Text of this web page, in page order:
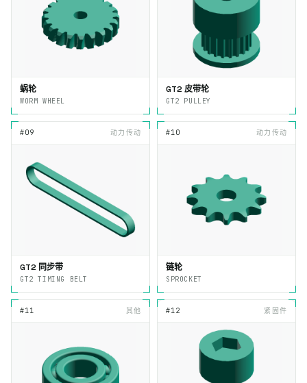
蜗轮
WORM WHEEL
GT2 皮带轮
GT2 PULLEY
#09 动力传动
GT2 同步带
GT2 TIMING BELT
#10 动力传动
链轮
SPROCKET
#11 其他 #12 紧固件